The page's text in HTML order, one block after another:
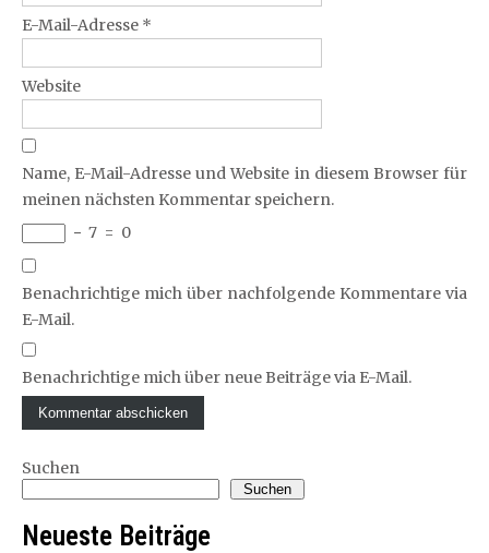
E-Mail-Adresse *
Website
Name, E-Mail-Adresse und Website in diesem Browser für
meinen nächsten Kommentar speichern.
− 7 = 0
Benachrichtige mich über nachfolgende Kommentare via
E-Mail.
Benachrichtige mich über neue Beiträge via E-Mail.
Suchen
Suchen
Neueste Beiträge